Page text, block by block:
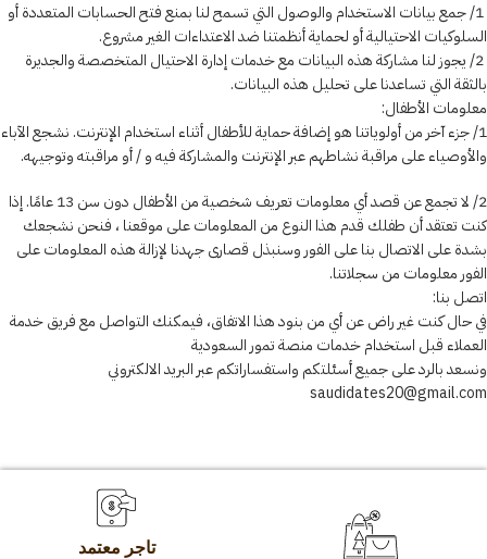
1/ جمع بيانات الاستخدام والوصول التي تسمح لنا بمنع فتح الحسابات المتعددة أو
السلوكيات الاحتيالية أو لحماية أنظمتنا ضد الاعتداءات الغير مشروع.
2/ يجوز لنا مشاركة هذه البيانات مع خدمات إدارة الاحتيال المتخصصة والجديرة
بالثقة التي تساعدنا على تحليل هذه البيانات.
معلومات الأطفال:
1/ جزء آخر من أولوياتنا هو إضافة حماية للأطفال أثناء استخدام الإنترنت. نشجع الآباء
والأوصياء على مراقبة نشاطهم عبر الإنترنت والمشاركة فيه و / أو مراقبته وتوجيهه.
2/ لا تجمع عن قصد أي معلومات تعريف شخصية من الأطفال دون سن 13 عامًا. إذا
كنت تعتقد أن طفلك قدم هذا النوع من المعلومات على موقعنا ، فنحن نشجعك
بشدة على الاتصال بنا على الفور وسنبذل قصارى جهدنا لإزالة هذه المعلومات على
الفور معلومات من سجلاتنا.
اتصل بنا:
في حال كنت غير راض عن أي من بنود هذا الاتفاق، فيمكنك التواصل مع فريق خدمة
العملاء قبل استخدام خدمات منصة تمور السعودية
ونسعد بالرد على جميع أسئلتكم واستفساراتكم عبر البريد الالكتروني
saudidates20@gmail.com
تاجر معتمد